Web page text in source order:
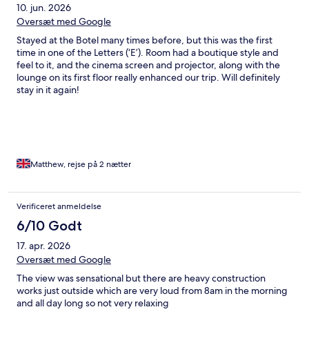
10. jun. 2026
Oversæt med Google
Stayed at the Botel many times before, but this was the first
time in one of the Letters (‘E’). Room had a boutique style and
feel to it, and the cinema screen and projector, along with the
lounge on its first floor really enhanced our trip. Will definitely
stay in it again!
Matthew, rejse på 2 nætter
Verificeret anmeldelse
6/10 Godt
17. apr. 2026
Oversæt med Google
The view was sensational but there are heavy construction
works just outside which are very loud from 8am in the morning
and all day long so not very relaxing